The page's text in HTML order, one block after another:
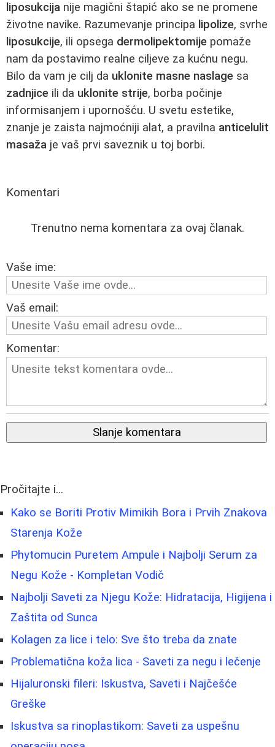
liposukcija nije magični štapić ako se ne promene
životne navike. Razumevanje principa lipolize, svrhe
liposukcije, ili opsega dermolipektomije pomaže
nam da postavimo realne ciljeve za kućnu negu.
Bilo da vam je cilj da uklonite masne naslage sa
zadnjice ili da uklonite strije, borba počinje
informisanjem i upornošću. U svetu estetike,
znanje je zaista najmoćniji alat, a pravilna anticelulit
masaža je vaš prvi saveznik u toj borbi.
Komentari
Trenutno nema komentara za ovaj članak.
Vaše ime:
Vaš email:
Komentar:
Slanje komentara
Pročitajte i...
Kako se Boriti Protiv Mimikih Bora i Prvih Znakova
Starenja Kože
Phytomucin Puretem Ampule i Najbolji Serum za
Negu Kože - Kompletan Vodič
Najbolji Saveti za Njegu Kože: Hidratacija, Higijena i
Zaštita od Sunca
Kolagen za lice i telo: Sve što treba da znate
Problematična koža lica - Saveti za negu i lečenje
Hijaluronski fileri: Iskustva, Saveti i Najčešće
Greške
Iskustva sa rinoplastikom: Saveti za uspešnu